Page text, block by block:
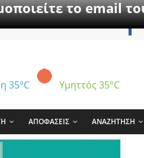
το email
35°C Υμηττός 35°C
ΑΠΟΦΑΣΕΙΣ ΑΝΑΖΗΤΗΣΗ